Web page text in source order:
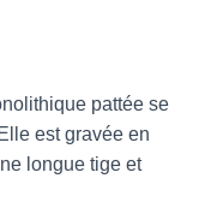
pattée se
est gravée en
longue tige et